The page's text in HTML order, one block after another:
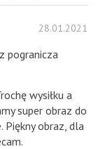
28.01.2021
pogranicza
wysiłku a
super obraz do
Piękny obraz, dla